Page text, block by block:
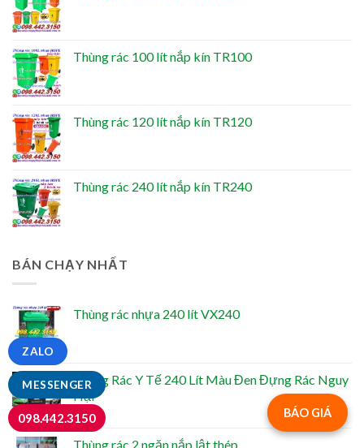
Thùng rác 100 lít nắp kín TR100
Thùng rác 120 lít nắp kín TR120
Thùng rác 240 lít nắp kín TR240
BÁN CHẠY NHẤT
Thùng rác nhựa 240 lít VX240
Thùng Rác Y Tế 240 Lít Màu Đen Đựng Rác Nguy
Hại
Thùng rác 2 ngăn nắp lật thép
BÁO GIÁ
MESSENGER
ZALO
098.442.3150